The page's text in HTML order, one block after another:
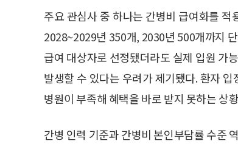
주요 관심사 중 하나는 간병비 급여화를
2028~2029년 350개, 2030년 500개까지
급여 대상자로 선정됐더라도 실제 입원 가
발생할 수 있다는 우려가 제기됐다. 환자
병원이 부족해 혜택을 바로 받지 못하는 상
간병 인력 기준과 간병비 본인부담률 수준